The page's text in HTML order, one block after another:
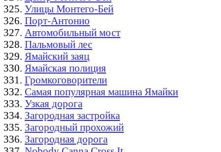
Улицы Монтего-Бей
Порт-Антонио
Автомобильный мост
Пальмовый лес
Ямайский заяц
Ямайская полиция
Громкоговорители
Самая популярная машина Ямайки
Узкая дорога
Загородная застройка
Загородный прохожий
Загородная дорога